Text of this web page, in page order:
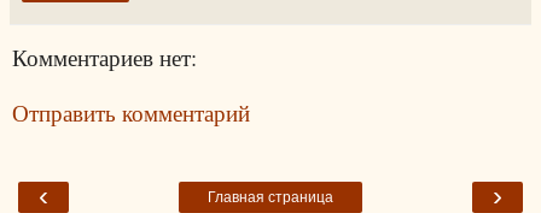
Комментариев нет:
Отправить комментарий
‹ ›
Главная страница